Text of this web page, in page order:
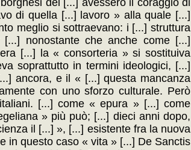
del [...] avessero il coraggio di
di quella [...] lavoro » alla quale [...]
meglio si sottraevano: i [...] struttura
nonostante che anche come [...]
[...] la « consorteria » si sostituiva
soprattutto in termini ideologici, [...]
ancora, e il « [...] questa mancanza
con uno sforzo culturale. Però
[...] come « epura » [...] come
» più può; [...] dieci anni dopo,
il [...] », [...] esistente fra la nuova
in questo caso « vita » [...] De Sanctis